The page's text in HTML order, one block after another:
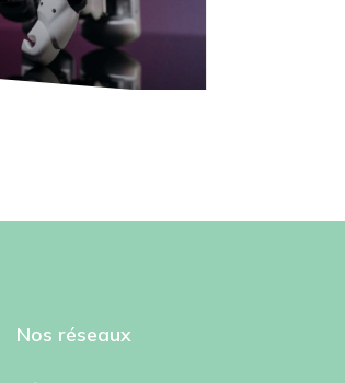
Nos réseaux